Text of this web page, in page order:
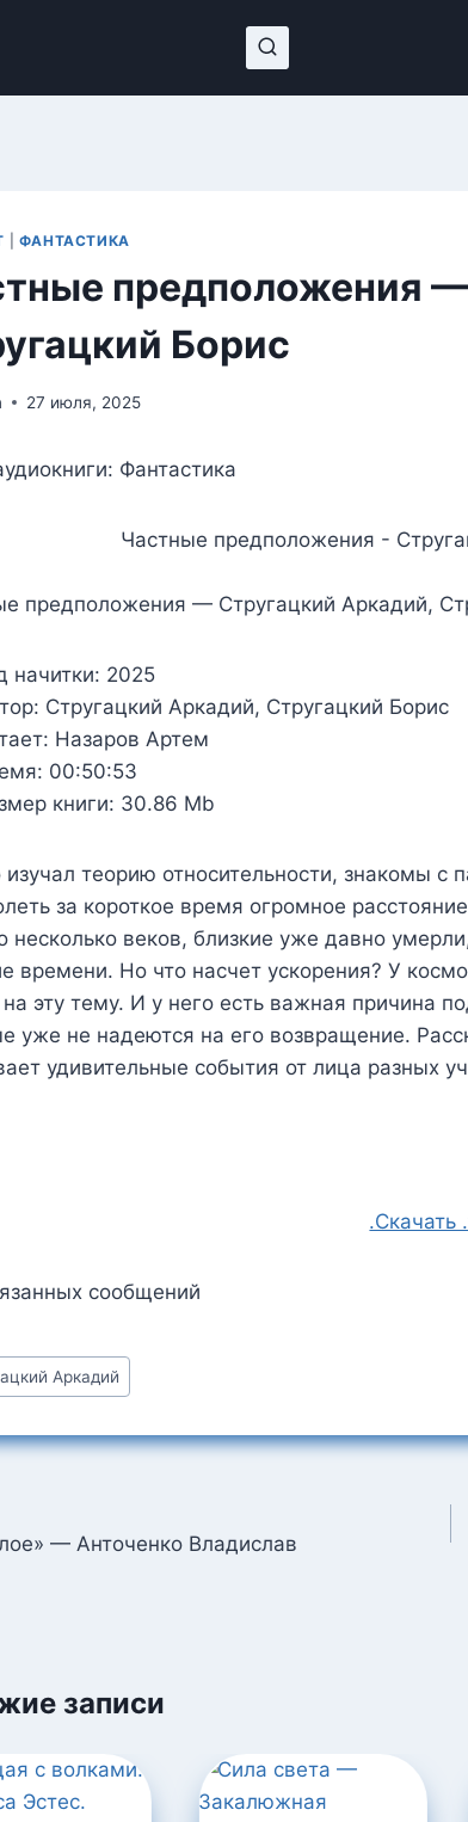
ФАНТАСТИКА
предположения
Борис
27 июля, 2025
Фантастика
предположения — Стругацкий Аркадий,
начитки: 2025
Стругацкий Аркадий, Стругацкий Борис
Назаров Артем
00:50:53
книги: 30.86 Mb
изучал теорию относительности, знакомы
за короткое время огромное
несколько веков, близкие уже давно
времени. Но что насчет ускорения? У
эту тему. И у него есть важная причина
уже не надеются на его возвращение.
удивительные события от лица разных
.Скачать
сообщений
Аркадий
— Анточенко Владислав
записи